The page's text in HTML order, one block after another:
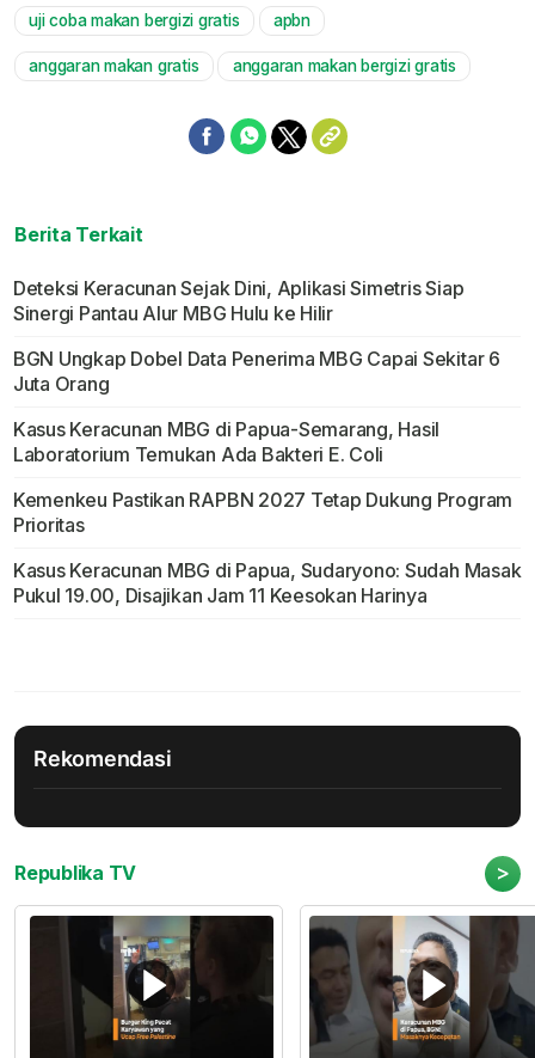
uji coba makan bergizi gratis apbn
anggaran makan gratis anggaran makan bergizi gratis
Berita Terkait
Deteksi Keracunan Sejak Dini, Aplikasi Simetris Siap
Sinergi Pantau Alur MBG Hulu ke Hilir
BGN Ungkap Dobel Data Penerima MBG Capai Sekitar 6
Juta Orang
Kasus Keracunan MBG di Papua-Semarang, Hasil
Laboratorium Temukan Ada Bakteri E. Coli
Kemenkeu Pastikan RAPBN 2027 Tetap Dukung Program
Prioritas
Kasus Keracunan MBG di Papua, Sudaryono: Sudah Masak
Pukul 19.00, Disajikan Jam 11 Keesokan Harinya
Rekomendasi
Republika TV >